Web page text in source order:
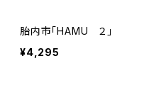
胎内市「HAMU ２」
¥4,295